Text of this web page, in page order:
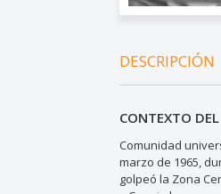
DESCRIPCIÓN
CONTEXTO
Comunidad
marzo de 1965,
golpeó la Zona